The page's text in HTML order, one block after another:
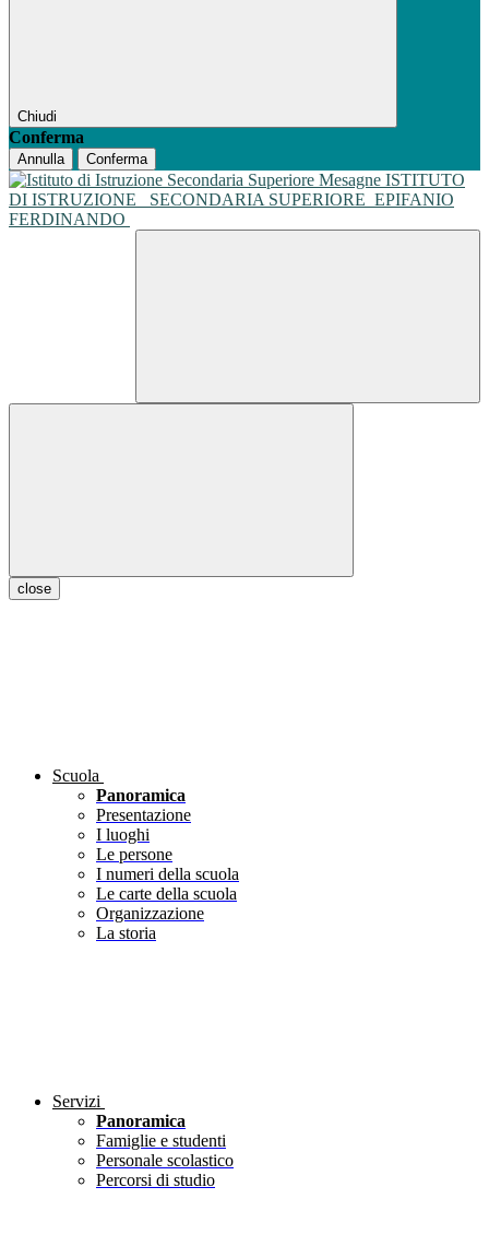
Chiudi
Conferma
Annulla Conferma
ISTITUTO
DI ISTRUZIONE
SECONDARIA SUPERIORE EPIFANIO
FERDINANDO
close
Scuola
Panoramica
Presentazione
I luoghi
Le persone
I numeri della scuola
Le carte della scuola
Organizzazione
La storia
Servizi
Panoramica
Famiglie e studenti
Personale scolastico
Percorsi di studio